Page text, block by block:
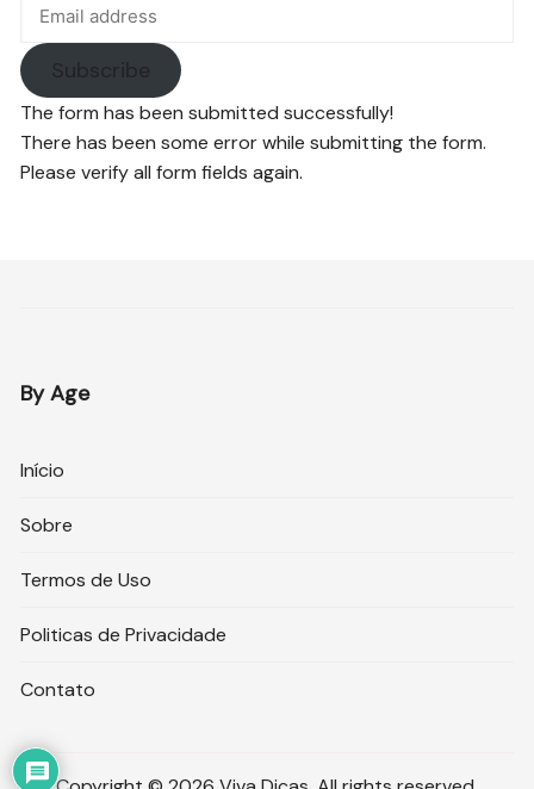
Subscribe
The form has been submitted successfully!
There has been some error while submitting the form.
Please verify all form fields again.
By Age
Início
Sobre
Termos de Uso
Politicas de Privacidade
Contato